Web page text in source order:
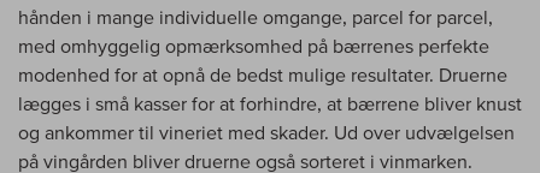
hånden i mange individuelle omgange, parcel for parcel,
med omhyggelig opmærksomhed på bærrenes perfekte
modenhed for at opnå de bedst mulige resultater. Druerne
lægges i små kasser for at forhindre, at bærrene bliver knust
og ankommer til vineriet med skader. Ud over udvælgelsen
på vingården bliver druerne også sorteret i vinmarken.